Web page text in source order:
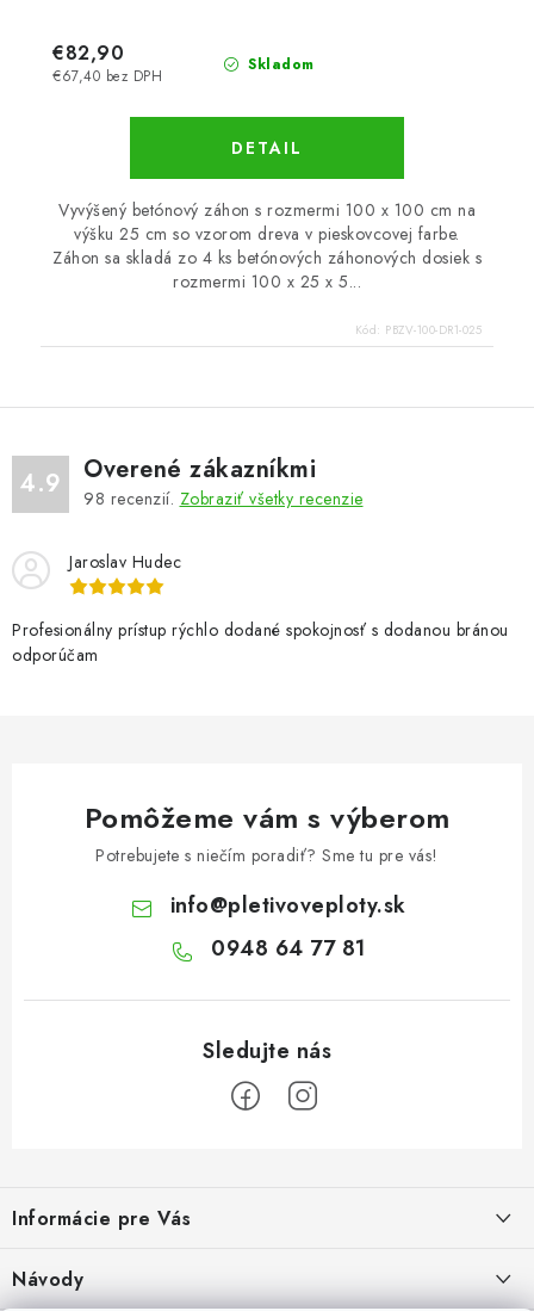
Skladom
€67,40 bez DPH
€82,90
DETAIL
Vyvýšený betónový záhon s rozmermi 100 x 100 cm na
výšku 25 cm so vzorom dreva v pieskovcovej farbe.
Záhon sa skladá zo 4 ks betónových záhonových dosiek s
rozmermi 100 x 25 x 5...
Kód: PBZV-100-DR1-025
4.9 Overené zákazníkmi
98 recenzií. Zobraziť všetky recenzie
Jaroslav Hudec
Profesionálny prístup rýchlo dodané spokojnosť s dodanou bránou
odporúčam
Pomôžeme vám s výberom
Potrebujete s niečím poradiť? Sme tu pre vás!
info@pletivoveploty.sk
0948 64 77 81
p
ä
t
Informácie pre Vás
Návody